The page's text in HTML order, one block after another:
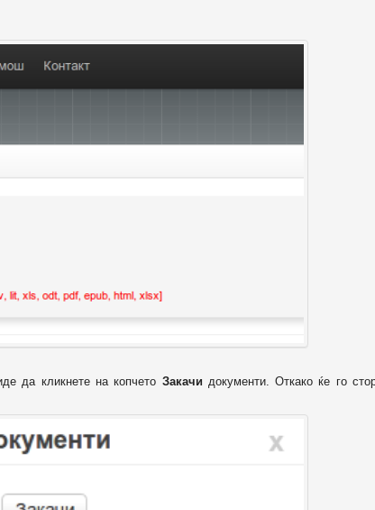
да кликнете на копчето Закачи документи. Откако ќе го